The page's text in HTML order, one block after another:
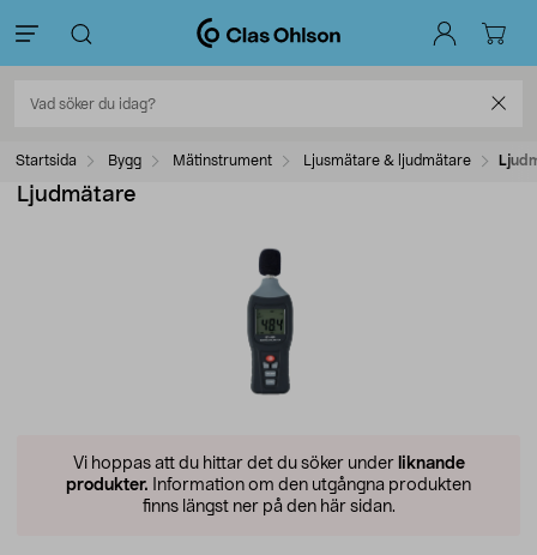
Startsida Bygg Mätinstrument Ljusmätare & ljudmätare
Ljudmätare
Vi hoppas att du hittar det du söker under liknande
produkter. Information om den utgångna produkten
finns längst ner på den här sidan.